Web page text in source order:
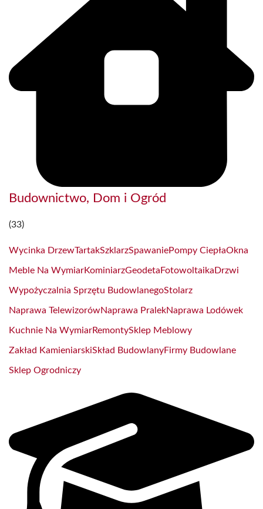
Budownictwo, Dom i Ogród
(33)
Wycinka DrzewTartakSzklarzSpawaniePompy CiepłaOkna
Meble Na WymiarKominiarzGeodetaFotowoltaikaDrzwi
Wypożyczalnia Sprzętu BudowlanegoStolarz
Naprawa TelewizorówNaprawa PralekNaprawa Lodówek
Kuchnie Na WymiarRemontySklep Meblowy
Zakład KamieniarskiSkład BudowlanyFirmy Budowlane
Sklep Ogrodniczy